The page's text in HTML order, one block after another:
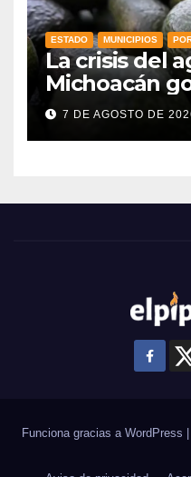
ESTADO MUNICIPIOS
La crisis del
Michoacán
productores
7 DE AGOSTO DE
Funciona gracias a WordPress |